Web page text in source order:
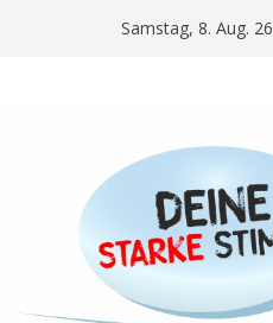
Samstag, 8. Aug. 26